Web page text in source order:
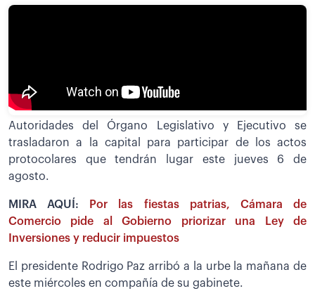
Autoridades del Órgano Legislativo y Ejecutivo se
trasladaron a la capital para participar de los actos
protocolares que tendrán lugar este jueves 6 de
agosto.
MIRA AQUÍ:
Por las fiestas patrias, Cámara de
Comercio pide al Gobierno priorizar una Ley de
Inversiones y reducir impuestos
El presidente Rodrigo Paz arribó a la urbe la mañana de
este miércoles en compañía de su gabinete.